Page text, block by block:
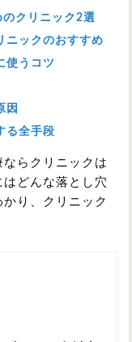
クリニック2選
ニックのおすすめ
使うコツ
因
る全手段
らクリニックは
どんな落とし穴
り、クリニック